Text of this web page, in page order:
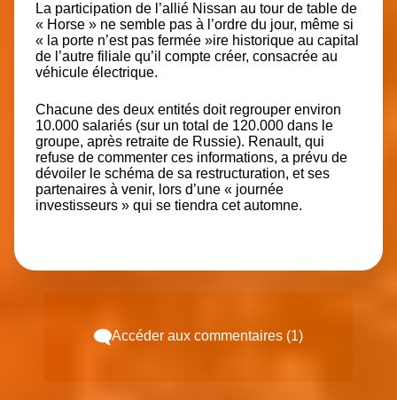
La participation de l’allié Nissan au tour de table de
« Horse » ne semble pas à l’ordre du jour, même si
« la porte n’est pas fermée »ire historique au capital
de l’autre filiale qu’il compte créer, consacrée au
véhicule électrique.
Chacune des deux entités doit regrouper environ
10.000 salariés (sur un total de 120.000 dans le
groupe, après retraite de Russie). Renault, qui
refuse de commenter ces informations, a prévu de
dévoiler le schéma de sa restructuration, et ses
partenaires à venir, lors d’une « journée
investisseurs » qui se tiendra cet automne.
Accéder aux commentaires (1)